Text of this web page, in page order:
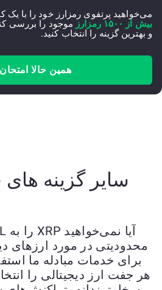
می‌خواهید پرتفوی رمزارز خود را با
بیش از ۱۵۰۰ رمزارز
موجود را بررسی
و بهترین گزینه را انتخاب کنید.
همین حالا
محدودیتی در مورد ارزهای
برای خدمات مبادله ما
هر جفت ارز دیجیتالی را